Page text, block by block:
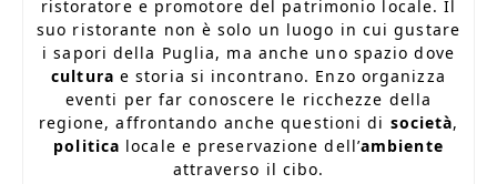
ristoratore e promotore del patrimonio locale. Il
suo ristorante non è solo un luogo in cui gustare
i sapori della Puglia, ma anche uno spazio dove
cultura e storia si incontrano. Enzo organizza
eventi per far conoscere le ricchezze della
regione, affrontando anche questioni di società,
politica locale e preservazione dell’ambiente
attraverso il cibo.